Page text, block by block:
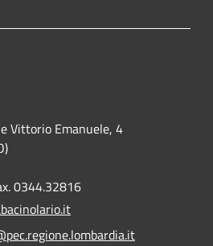
Vittorio Emanuele, 4
0344.32816